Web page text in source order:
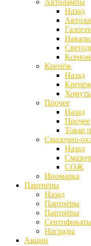
Автолампы
Назад
Крепёж
Назад
Крепёж
Прочее
Назад
Прочее
Товар
Смазочно-
Назад
СОЖ
Иномарка
Партнёры
Назад
Партнёры
Партнёры
Награды
Акции